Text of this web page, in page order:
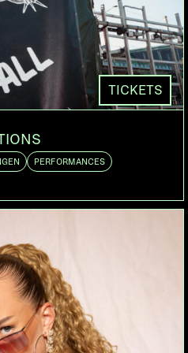
Reggae, Ragga,
etc. mit Hip Hop vermischt
Roots Manuva und
der mit Rodney P
Hip Hop-Sendung des
«1Xtra» hostet, als der
Szene bezeichnet
ins Studio holte,
Talente im Land
Skillz für die Produktion
illustren Gemeinde
TICKETS
PERFORMANCES